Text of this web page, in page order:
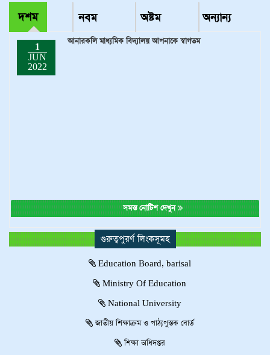
দশম নবম অষ্টম অন্যান্য
1
JUN
2022
আনারকলি মাধ্যমিক বিদ্যালয় আপনাকে স্বাগতম
সমস্ত নোটিশ দেখুন
গুরুত্বপুরর্ণ লিংকসূমহ
Education Board, barisal
Ministry Of Education
National University
জাতীয় শিক্ষাক্রম ও পাঠ্যপুস্তক বোর্ড
শিক্ষা অধিদপ্তর